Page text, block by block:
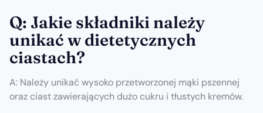
Q: Jakie składniki należy
unikać w dietetycznych
ciastach?
A: Należy unikać wysoko przetworzonej mąki pszennej
oraz ciast zawierających dużo cukru i tłustych kremów.